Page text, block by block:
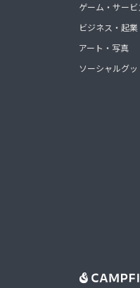
ゲーム・サー
ビジネス・起業
アート・写真
ソーシャルグッ